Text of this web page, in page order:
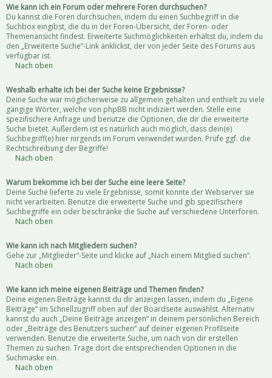
Wie kann ich ein Forum oder mehrere Foren durchsuchen?
Du kannst die Foren durchsuchen, indem du einen Suchbegriff in die
Suchbox eingibst, die du in der Foren-Übersicht, der Foren- oder
Themenansicht findest. Erweiterte Suchmöglichkeiten erhältst du, indem du
den „Erweiterte Suche“-Link anklickst, der von jeder Seite des Forums aus
verfügbar ist.
Nach oben
Weshalb erhalte ich bei der Suche keine Ergebnisse?
Deine Suche war möglicherweise zu allgemein gehalten und enthielt zu viele
gängige Wörter, welche von phpBB nicht indiziert werden. Stelle eine
spezifischere Anfrage und benutze die Optionen, die dir die erweiterte
Suche bietet. Außerdem ist es natürlich auch möglich, dass dein(e)
Suchbegriff(e) hier nirgends im Forum verwendet wurden. Prüfe ggf. die
Rechtschreibung der Begriffe!
Nach oben
Warum bekomme ich bei der Suche eine leere Seite?
Deine Suche lieferte zu viele Ergebnisse, somit konnte der Webserver sie
nicht verarbeiten. Benutze die erweiterte Suche und gib spezifischere
Suchbegriffe ein oder beschränke die Suche auf verschiedene Unterforen.
Nach oben
Wie kann ich nach Mitgliedern suchen?
Gehe zur „Mitglieder“-Seite und klicke auf „Nach einem Mitglied suchen“.
Nach oben
Wie kann ich meine eigenen Beiträge und Themen finden?
Deine eigenen Beiträge kannst du dir anzeigen lassen, indem du „Eigene
Beiträge“ im Schnellzugriff oben auf der Boardseite auswählst. Alternativ
kannst du auch „Deine Beiträge anzeigen“ in deinem persönlichen Bereich
oder „Beiträge des Benutzers suchen“ auf deiner eigenen Profilseite
verwenden. Benutze die erweiterte Suche, um nach von dir erstellen
Themen zu suchen. Trage dort die entsprechenden Optionen in die
Suchmaske ein.
Nach oben